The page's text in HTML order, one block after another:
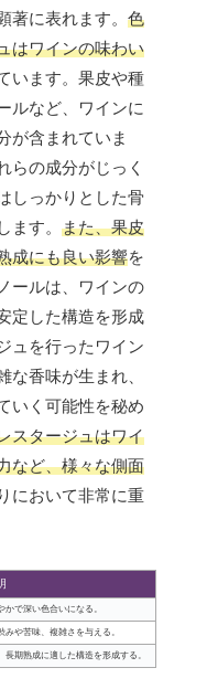
著に表れます。 色
はワインの味わい
います。果皮や種
ルなど、ワインに
が含まれていま
らの成分がじっく
しっかりとした骨
ます。 また、果皮
成にも良い影響を
ールは、ワインの
定した構造を形成
ュを行ったワイン
な香味が生まれ、
いく可能性を秘め
スタージュはワイ
など、様々な側面
において非常に重
で深い色合いになる。
や苦味、複雑さを与える。
期熟成に適した構造を形成する。